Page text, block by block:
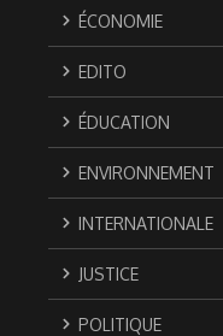
ÉCONOMIE
EDITO
ÉDUCATION
ENVIRONNEMENT
INTERNATIONALE
JUSTICE
POLITIQUE